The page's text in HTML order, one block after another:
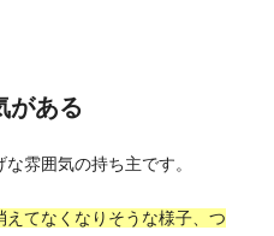
がある
雰囲気の持ち主です。
てなくなりそうな様子、つ